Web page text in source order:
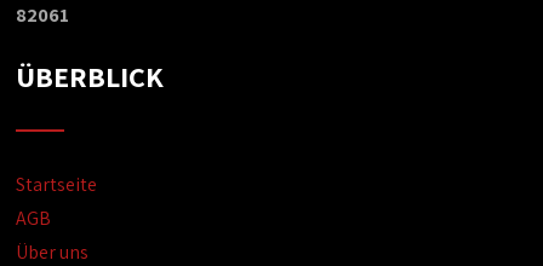
82061
ÜBERBLICK
Startseite
AGB
Über uns